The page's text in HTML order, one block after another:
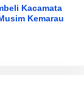
Kacamata
Kemarau